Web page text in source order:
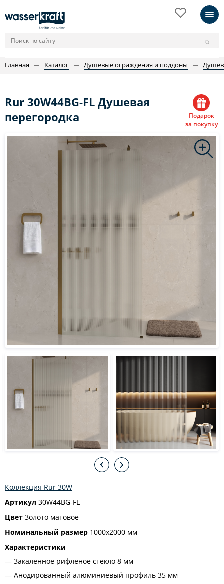
Главная Каталог Душевые ограждения и поддоны
Rur 30W44BG-FL Душевая
перегородка
Подарок
за покупку
Коллекция Rur 30W
Артикул 30W44BG-FL
Цвет Золото матовое
Номинальный размер 1000х2000 мм
Характеристики
Закаленное рифленое стекло 8 мм
Анодированный алюминиевый профиль 35 мм